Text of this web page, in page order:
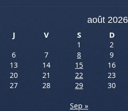
août 2026
J V S D
1
2
6 7 8
9
13 14 15
16
20 21 22
23
27 28 29
30
Sep »